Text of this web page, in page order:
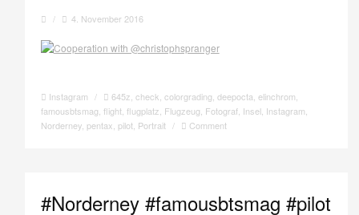
/ 4. November 2016
Instagram / 645z, check, colorgrading, deepocta, elinchrom,
famousbtsmag, flight, flugplatz, Flugzeug, Fotograf, Insel, Instagram,
Norderney, pentax, pilot, Portrait / Comment
#Norderney #famousbtsmag #pilot